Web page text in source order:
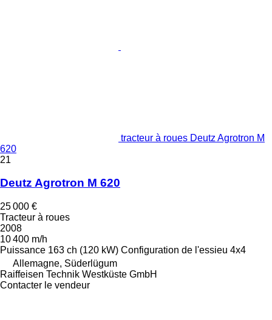
tracteur à roues Deutz Agrotron M
620
21
Deutz Agrotron M 620
25 000 €
Tracteur à roues
2008
10 400 m/h
Puissance 163 ch (120 kW) Configuration de l'essieu 4x4
Allemagne, Süderlügum
Raiffeisen Technik Westküste GmbH
Contacter le vendeur